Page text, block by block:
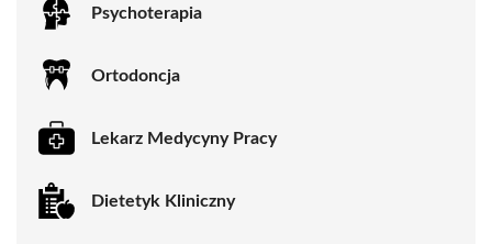
Psychoterapia
Ortodoncja
Lekarz Medycyny Pracy
Dietetyk Kliniczny